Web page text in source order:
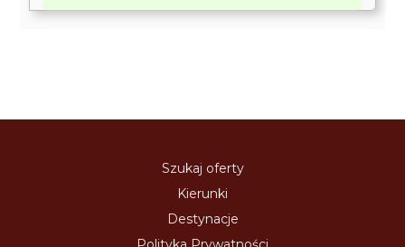
Szukaj oferty
Kierunki
Destynacje